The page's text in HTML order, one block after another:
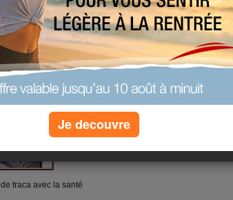
traca avec la santé
Je decouvre